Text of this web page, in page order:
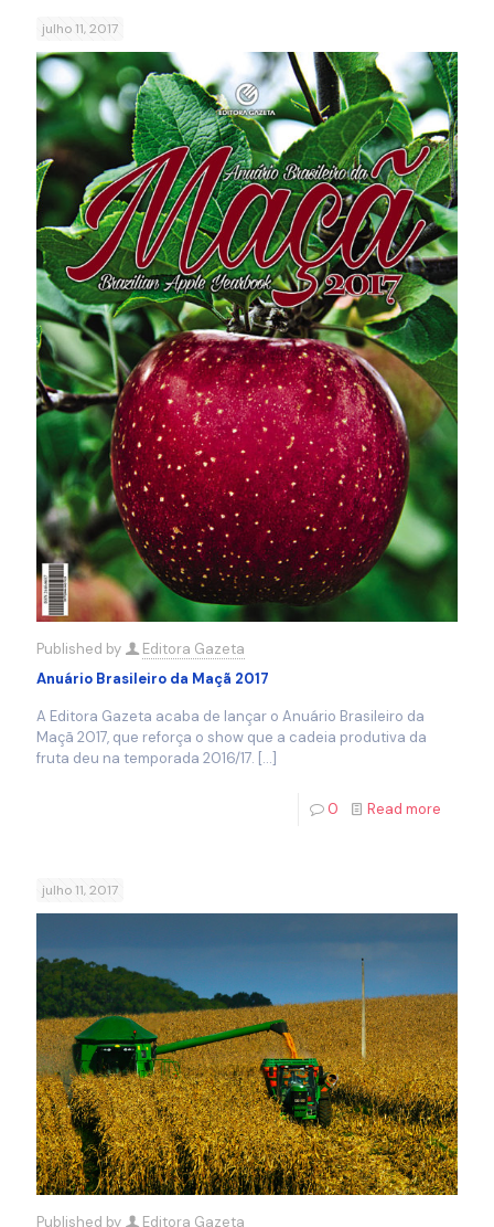
julho 11, 2017
Published by
Editora Gazeta
Anuário Brasileiro da Maçã 2017
A Editora Gazeta acaba de lançar o Anuário Brasileiro da
Maçã 2017, que reforça o show que a cadeia produtiva da
fruta deu na temporada 2016/17. […]
0 Read more
julho 11, 2017
Published by Editora Gazeta